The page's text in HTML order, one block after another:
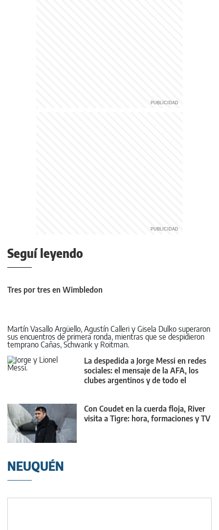
Seguí leyendo
Tres por tres en Wimbledon
Martín Vasallo Argüello, Agustín Calleri y Gisela Dulko superaron
sus encuentros de primera ronda, mientras que se despidieron
temprano Cañas, Schwank y Roitman.
La despedida a Jorge Messi en redes
sociales: el mensaje de la AFA, los
clubes argentinos y de todo el
Con Coudet en la cuerda floja, River
visita a Tigre: hora, formaciones y TV
NEUQUÉN